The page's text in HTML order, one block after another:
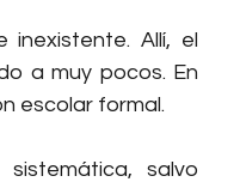
Allí, el
a muy pocos. En
escolar formal.
salvo